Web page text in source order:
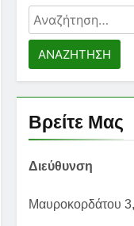
Αναζήτηση
για:
Βρείτε Μας
Διεύθυνση
Μαυροκορδάτου